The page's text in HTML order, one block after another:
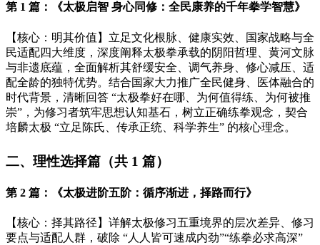
第 1 篇：《太极启智 身心同修：全民康养的千年拳学智慧》
【核心：明其价值】立足文化根脉、健康实效、国家战略与全
民适配四大维度，深度阐释太极拳承载的阴阳哲理、黄河文脉
与非遗底蕴，全面解析其舒缓安全、调气养身、修心减压、适
配全龄的独特优势。结合国家大力推广全民健身、医体融合的
时代背景，清晰回答 “太极拳好在哪、为何值得练、为何被推
崇”，为修习者筑牢思想认知基石，树立正确练拳观念，契合
培麟太极 “立足陈氏、传承正统、科学养生” 的核心理念。
二、理性选择篇（共 1 篇）
第 2 篇：《太极进阶五阶：循序渐进，择路而行》
【核心：择其路径】详解太极修习五重境界的层次差异、修习
要点与适配人群，破除 “人人皆可速成内劲”“练拳必求高深”